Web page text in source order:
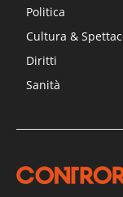
Politica
Cultura &
Diritti
Sanità